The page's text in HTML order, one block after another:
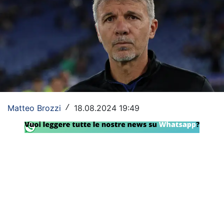
Champions League
Europa League
Altri Sport
Formula 1
Tennis
Vela
Matteo Brozzi / 18.08.2024 19:49